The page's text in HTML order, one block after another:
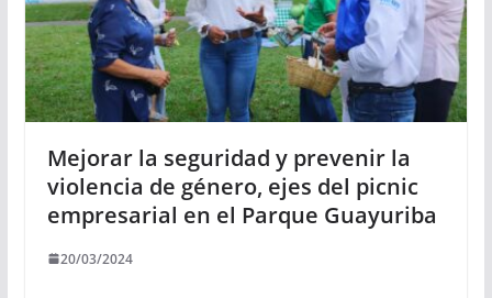
Mejorar la seguridad y prevenir la
violencia de género, ejes del picnic
empresarial en el Parque Guayuriba
20/03/2024